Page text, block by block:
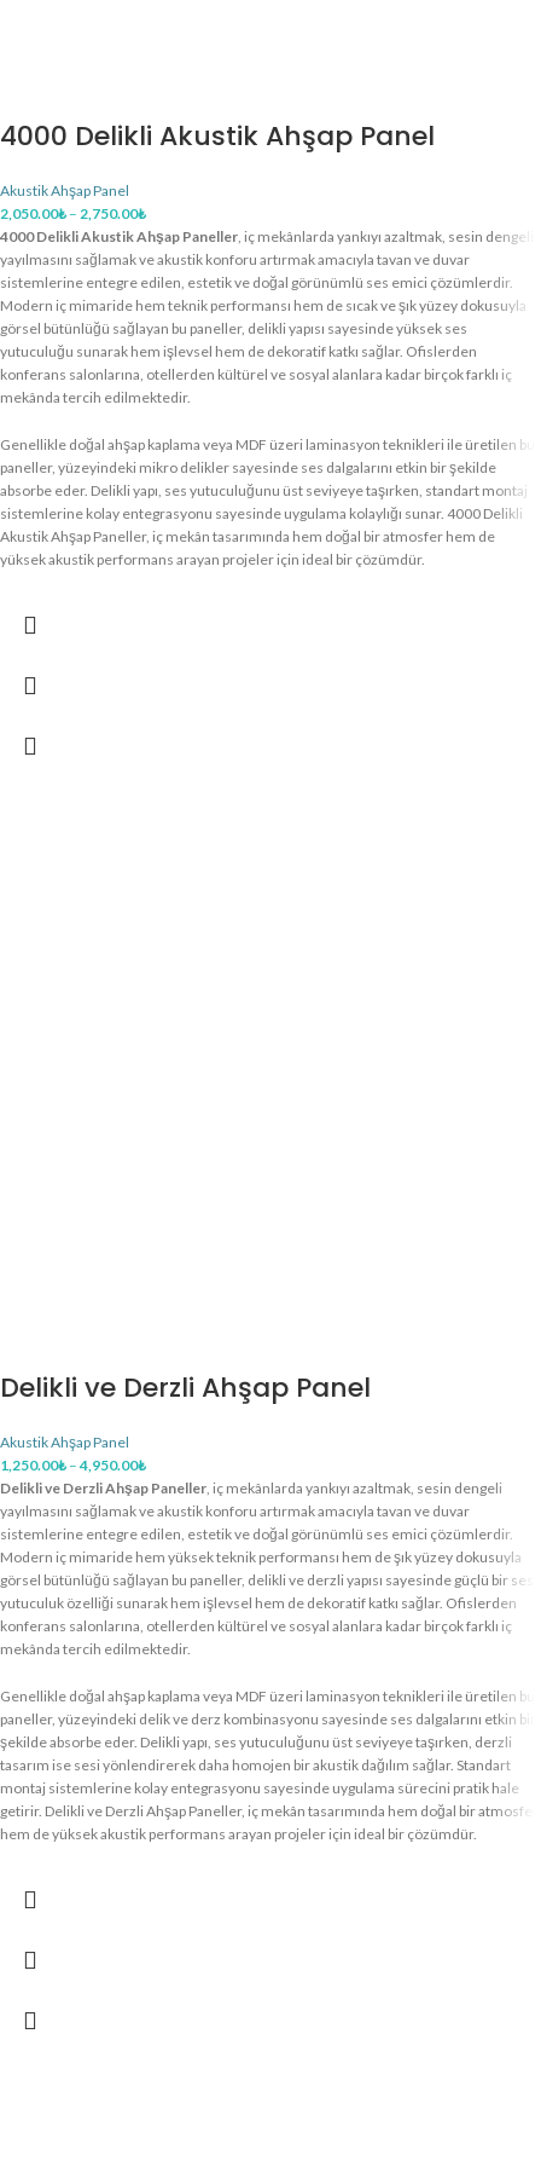
4000 Delikli Akustik Ahşap Panel
Akustik Ahşap Panel
2,050.00₺ – 2,750.00₺
4000 Delikli Akustik Ahşap Paneller, iç mekânlarda yankıyı azaltmak, sesin dengeli
yayılmasını sağlamak ve akustik konforu artırmak amacıyla tavan ve duvar
sistemlerine entegre edilen, estetik ve doğal görünümlü ses emici çözümlerdir.
Modern iç mimaride hem teknik performansı hem de sıcak ve şık yüzey dokusuyla
görsel bütünlüğü sağlayan bu paneller, delikli yapısı sayesinde yüksek ses
yutuculuğu sunarak hem işlevsel hem de dekoratif katkı sağlar. Ofislerden
konferans salonlarına, otellerden kültürel ve sosyal alanlara kadar birçok farklı iç
mekânda tercih edilmektedir.
Genellikle doğal ahşap kaplama veya MDF üzeri laminasyon teknikleri ile üretilen bu
paneller, yüzeyindeki mikro delikler sayesinde ses dalgalarını etkin bir şekilde
absorbe eder. Delikli yapı, ses yutuculuğunu üst seviyeye taşırken, standart montaj
sistemlerine kolay entegrasyonu sayesinde uygulama kolaylığı sunar. 4000 Delikli
Akustik Ahşap Paneller, iç mekân tasarımında hem doğal bir atmosfer hem de
yüksek akustik performans arayan projeler için ideal bir çözümdür.
Delikli ve Derzli Ahşap Panel
Akustik Ahşap Panel
1,250.00₺ –4,950.00₺
Delikli ve Derzli Ahşap Paneller, iç mekânlarda yankıyı azaltmak, sesin dengeli
yayılmasını sağlamak ve akustik konforu artırmak amacıyla tavan ve duvar
sistemlerine entegre edilen, estetik ve doğal görünümlü ses emici çözümlerdir.
Modern iç mimaride hem yüksek teknik performansı hem de şık yüzey dokusuyla
görsel bütünlüğü sağlayan bu paneller, delikli ve derzli yapısı sayesinde güçlü bir ses
yutuculuk özelliği sunarak hem işlevsel hem de dekoratif katkı sağlar. Ofislerden
konferans salonlarına, otellerden kültürel ve sosyal alanlara kadar birçok farklı iç
mekânda tercih edilmektedir.
Genellikle doğal ahşap kaplama veya MDF üzeri laminasyon teknikleri ile üretilen bu
paneller, yüzeyindeki delik ve derz kombinasyonu sayesinde ses dalgalarını etkin bir
şekilde absorbe eder. Delikli yapı, ses yutuculuğunu üst seviyeye taşırken, derzli
tasarım ise sesi yönlendirerek daha homojen bir akustik dağılım sağlar. Standart
montaj sistemlerine kolay entegrasyonu sayesinde uygulama sürecini pratik hale
getirir. Delikli ve Derzli Ahşap Paneller, iç mekân tasarımında hem doğal bir atmosfer
hem de yüksek akustik performans arayan projeler için ideal bir çözümdür.